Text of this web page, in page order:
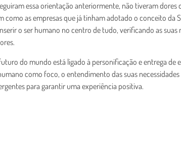
essa orientação anteriormente, não tiveram
como as empresas que já tinham adotado o conceito da
o ser humano no centro de tudo, verificando as suas
do mundo está ligado à personificação e entrega de
como foco, o entendimento das suas
para garantir uma experiência positiva.